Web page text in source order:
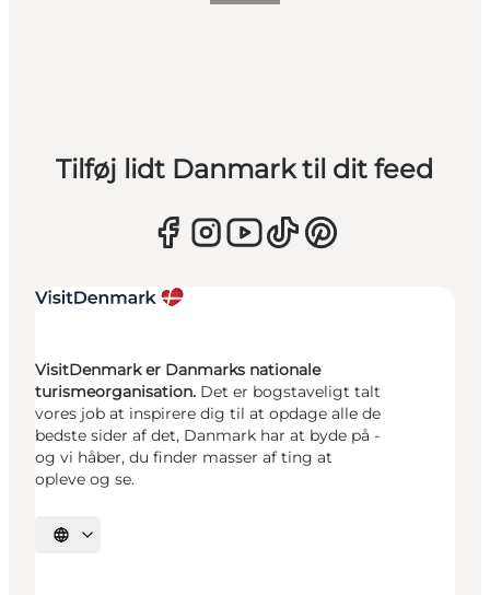
Tilføj lidt Danmark til dit feed
VisitDenmark er Danmarks nationale
turismeorganisation. Det er bogstaveligt talt
vores job at inspirere dig til at opdage alle de
bedste sider af det, Danmark har at byde på -
og vi håber, du finder masser af ting at
opleve og se.
Vælg sprog